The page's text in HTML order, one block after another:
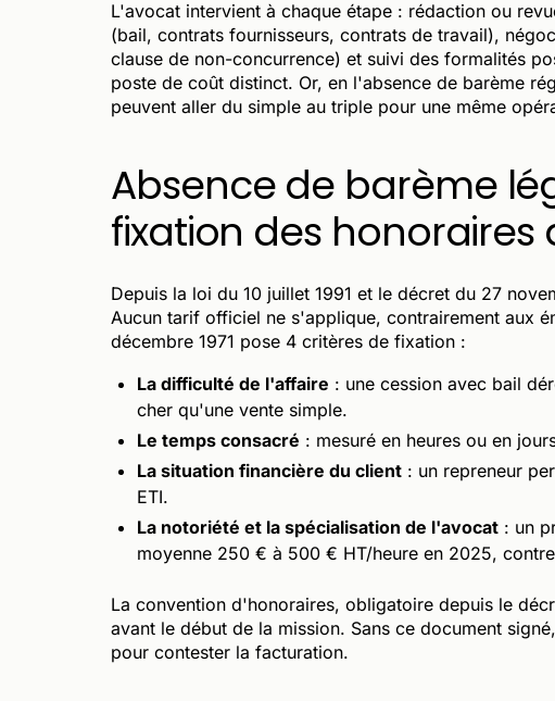
L'avocat intervient à chaque étape : rédaction ou
(bail, contrats fournisseurs, contrats de travail),
clause de non-concurrence) et suivi des formalités
poste de coût distinct. Or, en l'absence de barème
peuvent aller du simple au triple pour une même
Absence de barème
fixation des honoraires
Depuis la loi du 10 juillet 1991 et le décret du 27
Aucun tarif officiel ne s'applique, contrairement aux
décembre 1971 pose 4 critères de fixation :
La difficulté de l'affaire : une cession avec bail
cher qu'une vente simple.
Le temps consacré : mesuré en heures ou en
La situation financière du client : un repreneur
ETI.
La notoriété et la spécialisation de l'avocat : un
moyenne 250 € à 500 € HT/heure en 2025,
La convention d'honoraires, obligatoire depuis le
avant le début de la mission. Sans ce document
pour contester la facturation.